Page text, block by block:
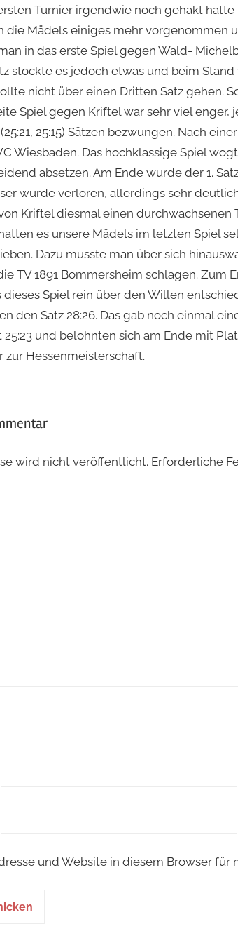
Turnier irgendwie noch gehakt
die Mädels einiges mehr vorgenommen
in das erste Spiel gegen Wald-
stockte es jedoch etwas und beim
nicht über einen Dritten Satz gehen.
Spiel gegen Kriftel war sehr viel enger,
25:15) Sätzen bezwungen. Nach
Wiesbaden. Das hochklassige Spiel
absetzen. Am Ende wurde der 1.
wurde verloren, allerdings sehr deutlich
Kriftel diesmal einen
es unsere Mädels im letzten Spiel
Dazu musste man über sich
TV 1891 Bommersheim schlagen. Zum
dieses Spiel rein über den Willen
den Satz 28:26. Das gab noch einmal
25:23 und belohnten sich am Ende mit
zur Hessenmeisterschaft.
wird nicht veröffentlicht. Erforderliche
und Website in diesem Browser für